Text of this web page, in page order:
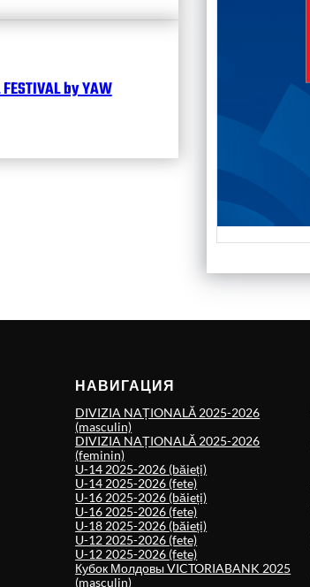
by YAW
НАВИГАЦИЯ
DIVIZIA NAȚIONALĂ 2025-2026
(masculin)
DIVIZIA NAȚIONALĂ 2025-2026
(feminin)
U-14 2025-2026 (băieți)
U-14 2025-2026 (fete)
U-16 2025-2026 (băieți)
U-16 2025-2026 (fete)
U-18 2025-2026 (băieți)
U-12 2025-2026 (fete)
U-12 2025-2026 (fete)
Кубок Молдовы VICTORIABANK 2025
(masculin)